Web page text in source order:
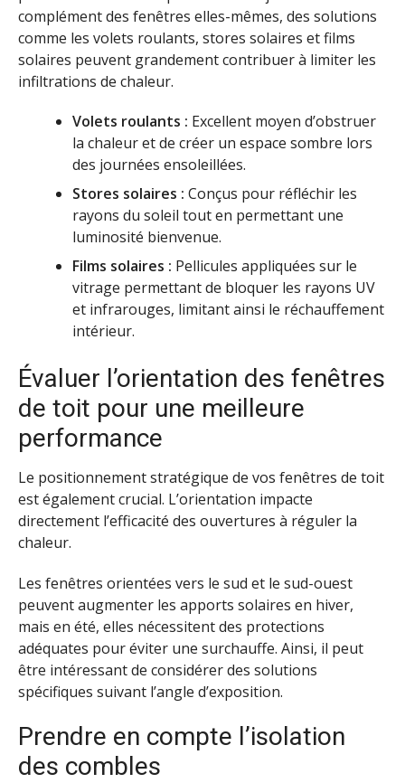
complément des fenêtres elles-mêmes, des solutions
comme les volets roulants, stores solaires et films
solaires peuvent grandement contribuer à limiter les
infiltrations de chaleur.
Volets roulants : Excellent moyen d’obstruer
la chaleur et de créer un espace sombre lors
des journées ensoleillées.
Stores solaires : Conçus pour réfléchir les
rayons du soleil tout en permettant une
luminosité bienvenue.
Films solaires : Pellicules appliquées sur le
vitrage permettant de bloquer les rayons UV
et infrarouges, limitant ainsi le réchauffement
intérieur.
Évaluer l’orientation des fenêtres
de toit pour une meilleure
performance
Le positionnement stratégique de vos fenêtres de toit
est également crucial. L’orientation impacte
directement l’efficacité des ouvertures à réguler la
chaleur.
Les fenêtres orientées vers le sud et le sud-ouest
peuvent augmenter les apports solaires en hiver,
mais en été, elles nécessitent des protections
adéquates pour éviter une surchauffe. Ainsi, il peut
être intéressant de considérer des solutions
spécifiques suivant l’angle d’exposition.
Prendre en compte l’isolation
des combles